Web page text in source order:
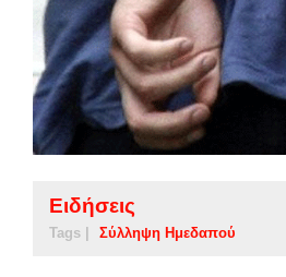
Ειδήσεις
Tags | Σύλληψη Ημεδαπού